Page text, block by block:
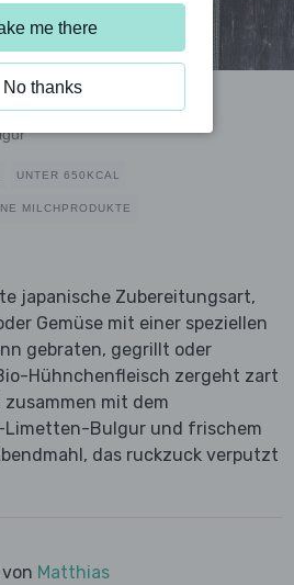
UNTER 650KCAL
MILCHPRODUKTE
japanische Zubereitungsart,
Gemüse mit einer speziellen
gebraten, gegrillt oder
Hühnchenfleisch zergeht zart
mit dem
Limetten-Bulgur und frischem
das ruckzuck verputzt
Matthias
me there
No thanks